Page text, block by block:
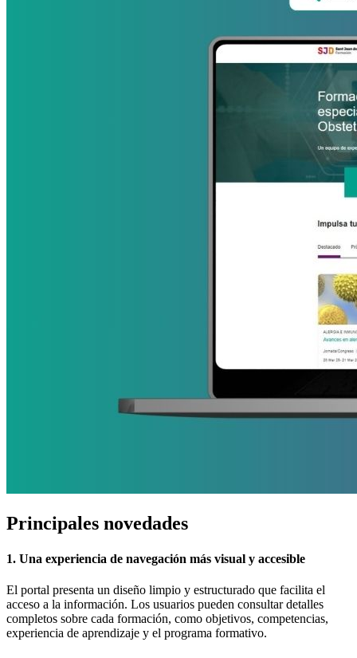
Principales novedades
1. Una experiencia de navegación más visual y accesible
El portal presenta un diseño limpio y estructurado que facilita el
acceso a la información. Los usuarios pueden consultar detalles
completos sobre cada formación, como objetivos, competencias,
experiencia de aprendizaje y el programa formativo.